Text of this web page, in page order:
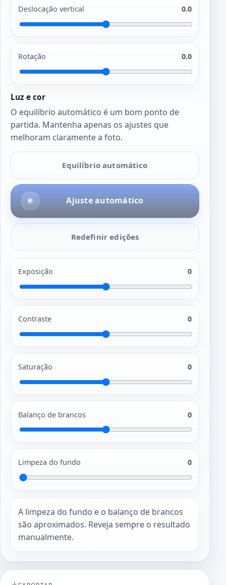
Deslocação vertical 0.0
Rotação 0.0
Luz e cor
O equilíbrio automático é um bom ponto de
partida. Mantenha apenas os ajustes que
melhoram claramente a foto.
Equilíbrio automático
Ajuste automático
Redefinir edições
Exposição 0
Contraste 0
Saturação 0
Balanço de brancos 0
Limpeza do fundo 0
A limpeza do fundo e o balanço de brancos
são aproximados. Reveja sempre o resultado
manualmente.